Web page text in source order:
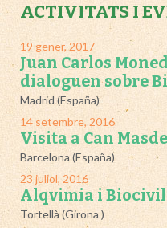
ACTIVITATS I
19 gener, 2017
Juan Carlos
dialoguen sobre
Madrid (España)
14 setembre, 2016
Visita a Can
Barcelona (España)
23 juliol, 2016
Alqvimia i
Tortellà (Girona )